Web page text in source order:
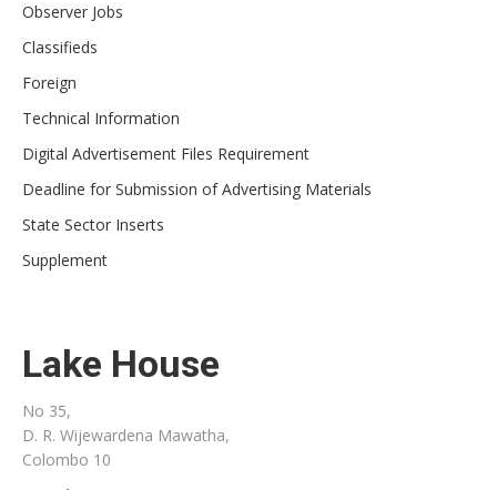
Observer Jobs
Classifieds
Foreign
Technical Information
Digital Advertisement Files Requirement
Deadline for Submission of Advertising Materials
State Sector Inserts
Supplement
Lake House
No 35,
D. R. Wijewardena Mawatha,
Colombo 10